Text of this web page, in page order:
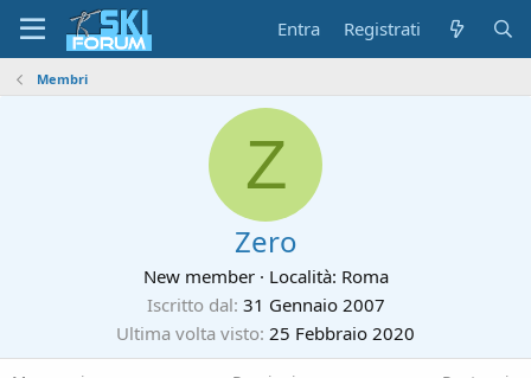
Entra Registrati
Membri
Z
Zero
New member · Località: Roma
Iscritto dal 31 Gennaio 2007
Ultima volta visto 25 Febbraio 2020